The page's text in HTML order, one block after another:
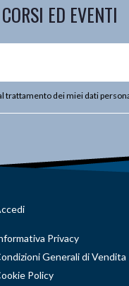
ED EVENTI
trattamento dei miei dati
Privacy
Generali di Vendita
Policy